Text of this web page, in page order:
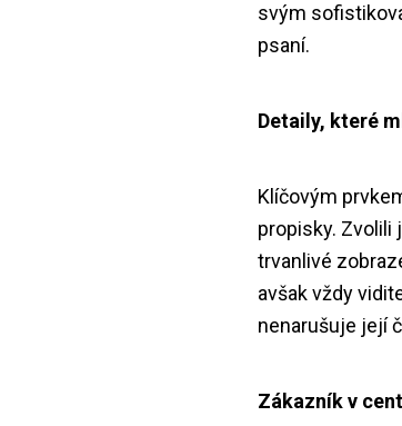
svým
psaní.
Detaily, které
Klíčovým
propisky. Zvolili
trvanlivé
avšak vždy
nenarušuje její
Zákazník v